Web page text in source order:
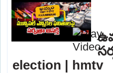
election | hmtv